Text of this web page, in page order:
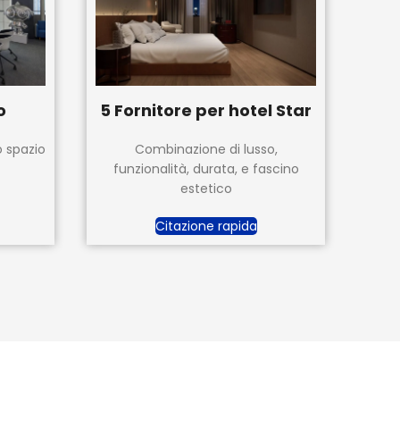
spazio
5 Fornitore per hotel Star
Combinazione di lusso,
funzionalità, durata, e fascino
estetico
Citazione rapida